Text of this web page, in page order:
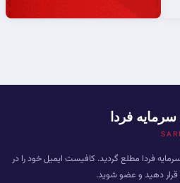
فردا
فردا مطلع گردید. کافیست ایمیل خود را در
قرار دهید و عضو شوید.